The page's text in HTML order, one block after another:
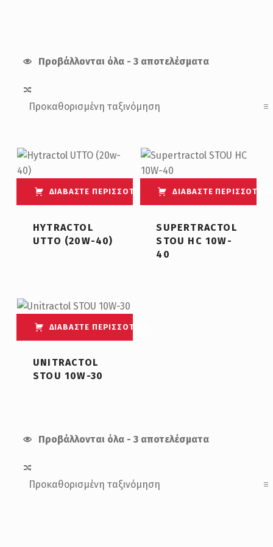
Προβάλλονται όλα - 3 αποτελέσματα
ΔΙΑΒΆΣΤΕ ΠΕΡΙΣΣΌΤΕΡΑ
HYTRACTOL
UTTO (20W-40)
ΔΙΑΒΆΣΤΕ ΠΕΡΙΣΣΌΤΕΡΑ
SUPERTRACTOL
STOU HC 10W-
40
ΔΙΑΒΆΣΤΕ ΠΕΡΙΣΣΌΤΕΡΑ
UNITRACTOL
STOU 10W-30
Προβάλλονται όλα - 3 αποτελέσματα